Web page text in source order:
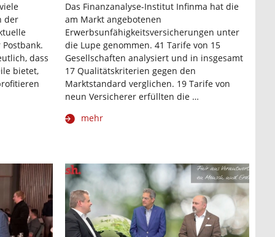
der
dass
bietet,
Das Finanzanalyse-Institut Infinma hat die
am Markt angebotenen
Erwerbsunfähigkeitsversicherungen unter
die Lupe genommen. 41 Tarife von 15
Gesellschaften analysiert und in insgesamt
17 Qualitätskriterien gegen den
Marktstandard verglichen. 19 Tarife von
neun Versicherer erfüllten die …
mehr